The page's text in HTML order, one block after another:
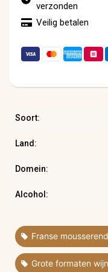
verzonden
Veilig betalen
Franse
Grote formaten
Soort:
Land:
Domein:
Alcohol: